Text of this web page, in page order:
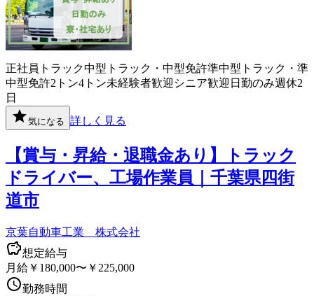
正社員 トラック中型トラック・中型免許準中型トラック・準
中型免許2トン4トン未経験者歓迎 シニア歓迎 日勤のみ週休2
日
気になる 詳しく見る
【賞与・昇給・退職金あり】トラック
ドライバー、工場作業員｜千葉県四街
道市
京葉自動車工業 株式会社
想定給与
月給￥180,000〜￥225,000
勤務時間